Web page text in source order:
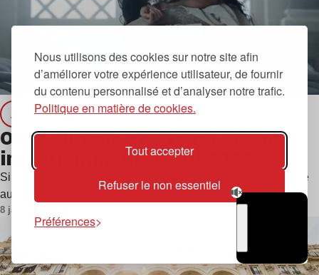
Nous utilisons des cookies sur notre site afin
d’améliorer votre expérience utilisateur, de fournir
du contenu personnalisé et d’analyser notre trafic.
Politique en matière de cookies.
Tout accepter
Refuser le non essentiel
Préférences
Articles news
Onze albums que Tsugi attend
impatiemment début 2026
Si 2025 nous a réservé son lot de bons disques — avec entre
autres choke enough de Oklou, Essex Honey…
8 janvier 2026